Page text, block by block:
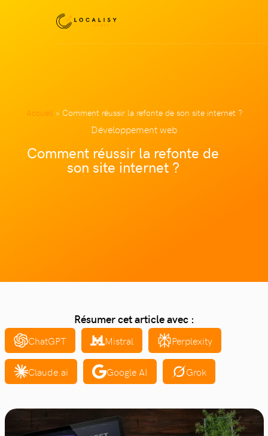
Accueil » Comment réussir la refonte de son site internet ?
Développement web
Comment réussir la refonte de
son site internet ?
Résumer cet article avec :
ChatGPT Mistral Perplexity
Claude.ai Google AI Grok